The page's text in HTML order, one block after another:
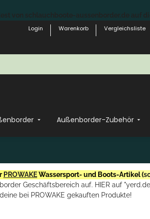
Login
Warenkorb Vergleichsliste
Außenborder-Zubehör
PROWAKEWassersport- und Boots-Artikel (
Geschäftsbereich auf. HIER auf
deine bei PROWAKE gekauften Produkte!